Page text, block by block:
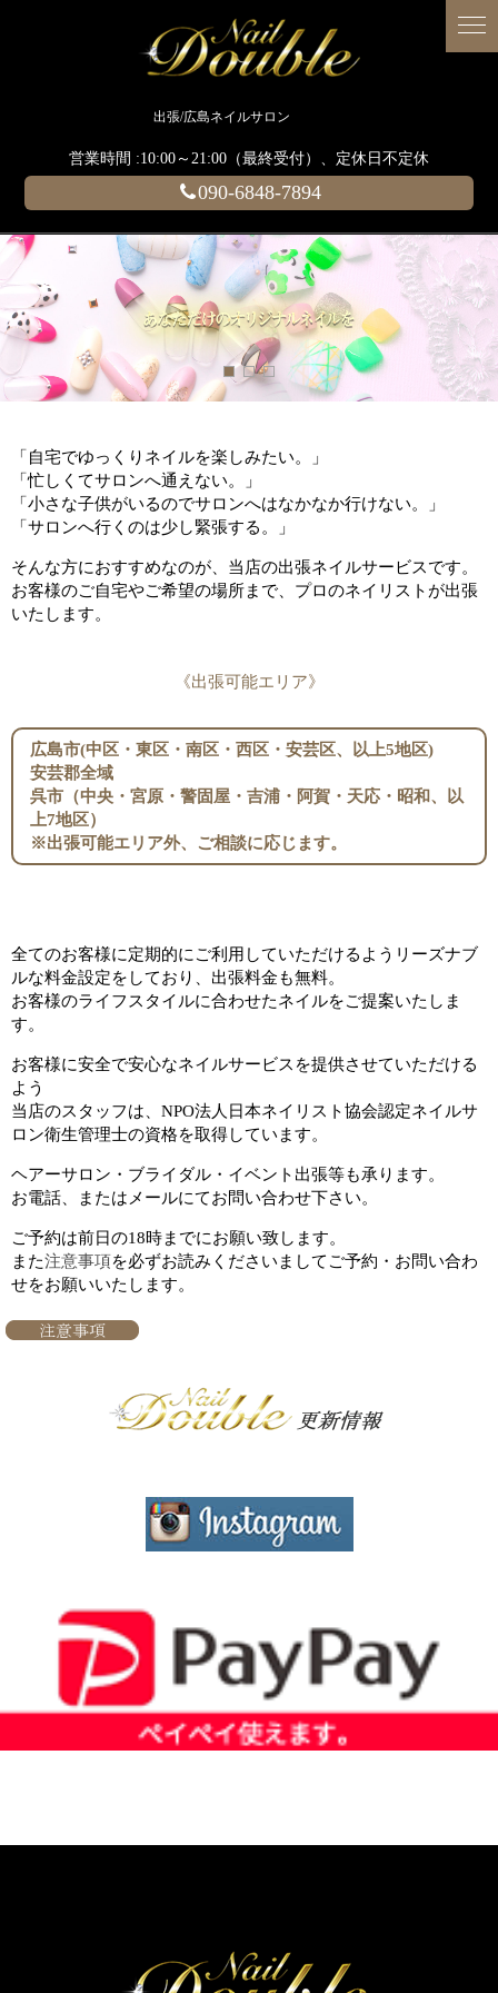
出張/広島ネイルサロン
営業時間 :10:00～21:00（最終受付）、定休日不定休
090-6848-7894
「自宅でゆっくりネイルを楽しみたい。」
「忙しくてサロンへ通えない。」
「小さな子供がいるのでサロンへはなかなか行けない。」
「サロンへ行くのは少し緊張する。」
そんな方におすすめなのが、当店の出張ネイルサービスです。
お客様のご自宅やご希望の場所まで、プロのネイリストが出張
いたします。
《出張可能エリア》
広島市(中区・東区・南区・西区・安芸区、以上5地区)
安芸郡全域
呉市（中央・宮原・警固屋・吉浦・阿賀・天応・昭和、以
上7地区）
※出張可能エリア外、ご相談に応じます。
全てのお客様に定期的にご利用していただけるようリーズナブ
ルな料金設定をしており、出張料金も無料。
お客様のライフスタイルに合わせたネイルをご提案いたしま
す。
お客様に安全で安心なネイルサービスを提供させていただける
よう
当店のスタッフは、NPO法人日本ネイリスト協会認定ネイルサ
ロン衛生管理士の資格を取得しています。
ヘアーサロン・ブライダル・イベント出張等も承ります。
お電話、またはメールにてお問い合わせ下さい。
ご予約は前日の18時までにお願い致します。
また注意事項を必ずお読みくださいましてご予約・お問い合わ
せをお願いいたします。